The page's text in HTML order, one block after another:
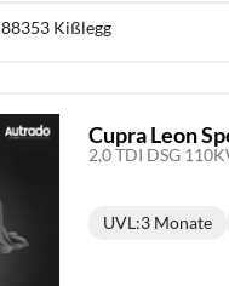
88353 Kißlegg
Cupra Leon
2,0 TDI DSG
UVL:3 Monate